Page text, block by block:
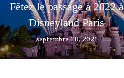
Fêtez le passage à 2022 à
Disneyland Paris
septembre 28, 2021